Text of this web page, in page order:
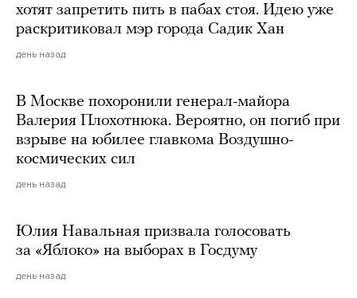
хотят запретить пить в пабах стоя. Идею уже
раскритиковал мэр города Садик Хан
день назад
В Москве похоронили генерал-майора
Валерия Плохотнюка. Вероятно, он погиб при
взрыве на юбилее главкома Воздушно-
космических сил
день назад
Юлия Навальная призвала голосовать
за «Яблоко» на выборах в Госдуму
день назад